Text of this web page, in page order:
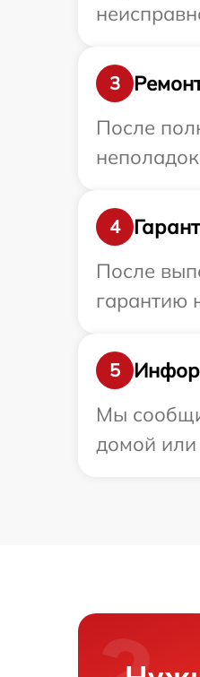
3
После
4
После
гарантию
5
Мы
домой